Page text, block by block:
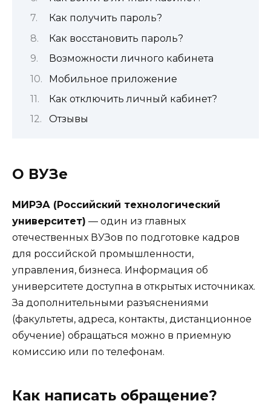
Как получить пароль?
Как восстановить пароль?
Возможности личного кабинета
Мобильное приложение
Как отключить личный кабинет?
Отзывы
О ВУЗе
МИРЭА (Российский технологический
университет) — один из главных
отечественных ВУЗов по подготовке кадров
для российской промышленности,
управления, бизнеса. Информация об
университете доступна в открытых источниках.
За дополнительными разъяснениями
(факультеты, адреса, контакты, дистанционное
обучение) обращаться можно в приемную
комиссию или по телефонам.
Как написать обращение?